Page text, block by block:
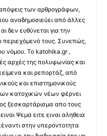
απόψεις των αρθρογράφων,
αναδημοσιεύει από άλλες
δεν ευθύνεται για την
περιεχόμενό τους. Συνεπώς,
νόμου. Το katohika.gr ,
αρχές της πολυφωνίας και
και ρεπορτάζ, από
και επιστημονικούς
κατοχικών νέων φέρνει
ξεσκαρτάρισμα απο τους
Ψεμα ειτε ειναι αληθεια
στην υπεροντοτητα